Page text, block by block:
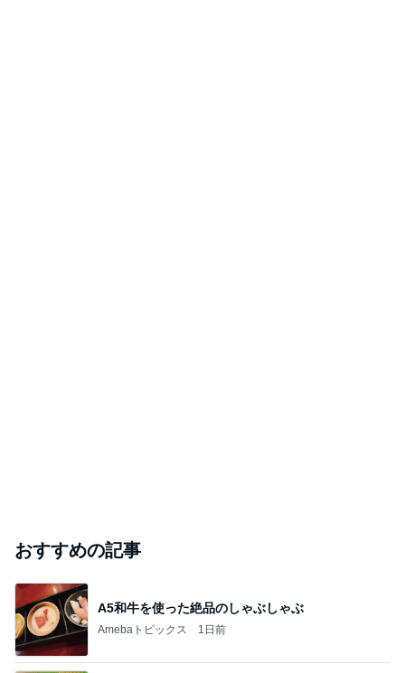
おすすめの記事
A5和牛を使った絶品のしゃぶしゃぶ
Amebaトピックス 1日前